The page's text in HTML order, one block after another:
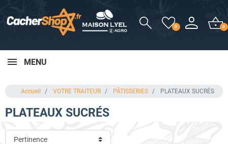
0 0
MENU
Accueil VOTRE TRAITEUR PÂTISSERIES PLATEAUX SUCRÉS
PLATEAUX SUCRÉS